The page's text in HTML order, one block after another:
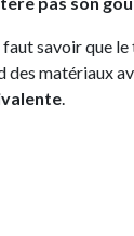
savoir que
des matériaux
.